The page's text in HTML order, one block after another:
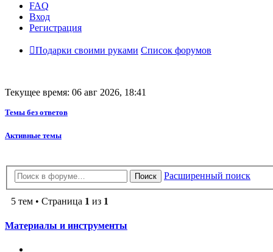
FAQ
Вход
Регистрация
Подарки своими руками Список форумов
Текущее время: 06 авг 2026, 18:41
Темы без ответов
Активные темы
Поиск Расширенный поиск
5 тем • Страница 1 из 1
Материалы и инструменты